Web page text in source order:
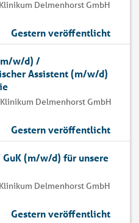
Delmenhorst GmbH
Gestern veröffentlicht
w/d) /
Assistent (m/w/d)
Delmenhorst GmbH
Gestern veröffentlicht
(m/w/d) für unsere
Delmenhorst GmbH
Gestern veröffentlicht